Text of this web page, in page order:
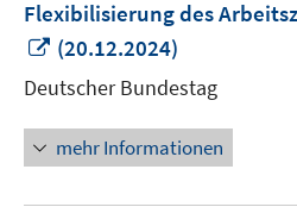
Flexibilisierung des
In
neuem
Fenster
öffnen
(20.12.2024)
Deutscher Bundestag
mehr Informationen